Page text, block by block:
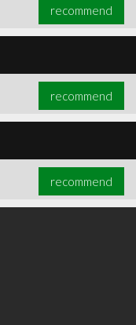
recommend
recommend
recommend